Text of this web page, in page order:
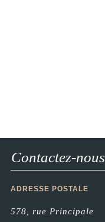
Contactez-nous
ADRESSE POSTALE
578, rue Principale